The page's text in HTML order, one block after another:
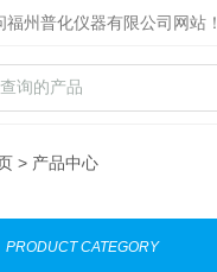
州普化仪器有限公司网站！
> 产品中心
PRODUCT CATEGORY